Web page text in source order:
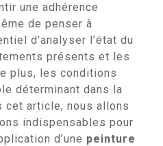
une adhérence
de penser à
d’analyser l’état du
présents et les
plus, les conditions
déterminant dans la
cet article, nous allons
indispensables pour
d’une peinture